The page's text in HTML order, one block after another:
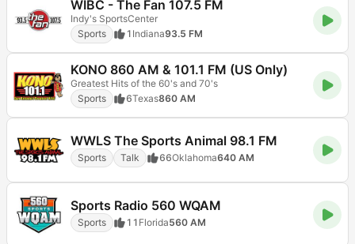
WIBC - The Fan 107.5 FM
Indy's SportsCenter
Sports
1 Indiana93.5 FM
KONO 860 AM & 101.1 FM (US Only)
Greatest Hits of the 60's and 70's
Sports
6Texas860 AM
WWLS The Sports Animal 98.1 FM
Sports Talk 66Oklahoma640 AM
Sports Radio 560 WQAM
Sports 11 Florida560 AM